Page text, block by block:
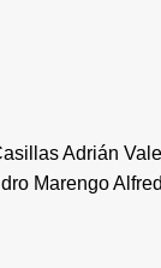
Adrián
Marengo